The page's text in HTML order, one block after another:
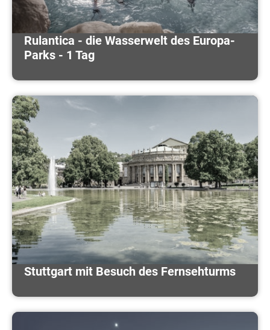
Rulantica - die Wasserwelt des Europa-
Parks - 1 Tag
Stuttgart mit Besuch des Fernsehturms